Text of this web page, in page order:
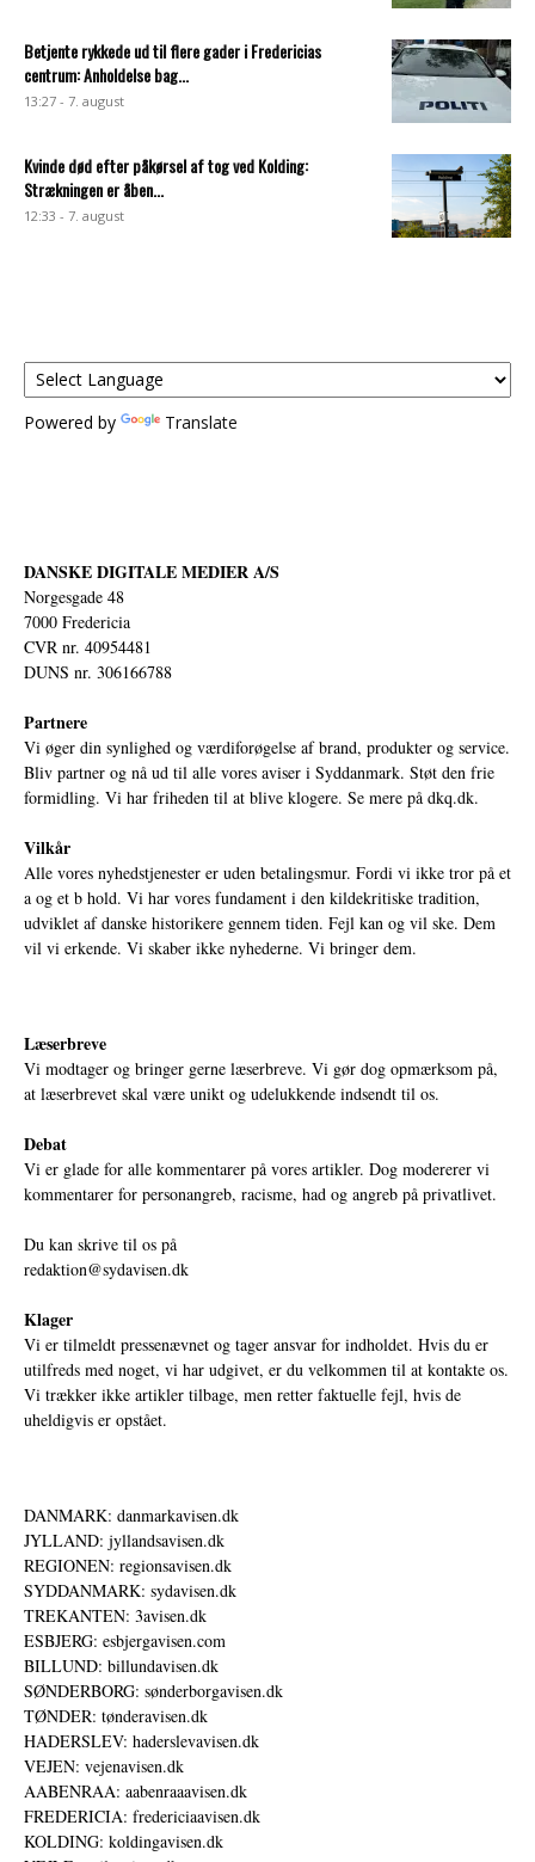
Betjente rykkede ud til flere gader i Fredericias
centrum: Anholdelse bag...
13:27 - 7. august
Kvinde død efter påkørsel af tog ved Kolding:
Strækningen er åben...
12:33 - 7. august
Powered by Translate
DANSKE DIGITALE MEDIER A/S
Norgesgade 48
7000 Fredericia
CVR nr. 40954481
DUNS nr. 306166788
Partnere
Vi øger din synlighed og værdiforøgelse af brand, produkter og service.
Bliv partner og nå ud til alle vores aviser i Syddanmark. Støt den frie
formidling. Vi har friheden til at blive klogere. Se mere på dkq.dk.
Vilkår
Alle vores nyhedstjenester er uden betalingsmur. Fordi vi ikke tror på et
a og et b hold. Vi har vores fundament i den kildekritiske tradition,
udviklet af danske historikere gennem tiden. Fejl kan og vil ske. Dem
vil vi erkende. Vi skaber ikke nyhederne. Vi bringer dem.
Læserbreve
Vi modtager og bringer gerne læserbreve. Vi gør dog opmærksom på,
at læserbrevet skal være unikt og udelukkende indsendt til os.
Debat
Vi er glade for alle kommentarer på vores artikler. Dog modererer vi
kommentarer for personangreb, racisme, had og angreb på privatlivet.
Du kan skrive til os på
redaktion@sydavisen.dk
Klager
Vi er tilmeldt pressenævnet og tager ansvar for indholdet. Hvis du er
utilfreds med noget, vi har udgivet, er du velkommen til at kontakte os.
Vi trækker ikke artikler tilbage, men retter faktuelle fejl, hvis de
uheldigvis er opstået.
DANMARK: danmarkavisen.dk
JYLLAND: jyllandsavisen.dk
REGIONEN: regionsavisen.dk
SYDDANMARK: sydavisen.dk
TREKANTEN: 3avisen.dk
ESBJERG: esbjergavisen.com
BILLUND: billundavisen.dk
SØNDERBORG: sønderborgavisen.dk
TØNDER: tønderavisen.dk
HADERSLEV: haderslevavisen.dk
VEJEN: vejenavisen.dk
AABENRAA: aabenraaavisen.dk
FREDERICIA: fredericiaavisen.dk
KOLDING: koldingavisen.dk